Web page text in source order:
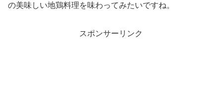
の美味しい地鶏料理を味わってみたいですね。
スポンサーリンク